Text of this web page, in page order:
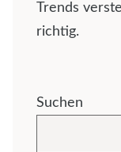
Trends
richtig.
Suchen